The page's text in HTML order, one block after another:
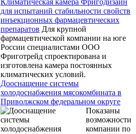
Климатическая камера Фригодизайн
для испытаний стабильности свойств
инъекционных фармацевтических
препаратов Для крупной
фармацевтической компании на юге
России специалистами ООО
Фриготрейд спроектирована и
изготовлена камера постоянных
климатических условий.
Дооснащение системы
холодоснабжения мясокомбината в
Приволжском федеральном округе
Показаны
возможности
компании по